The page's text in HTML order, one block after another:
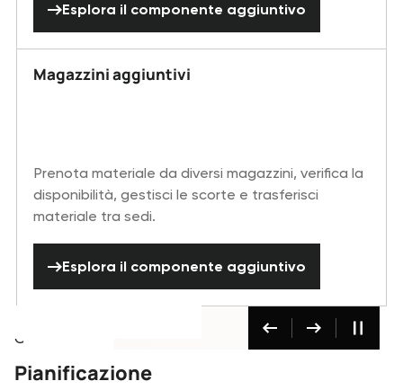
Esplora il componente aggiuntivo
Magazzini aggiuntivi
Prenota materiale da diversi magazzini, verifica la
disponibilità, gestisci le scorte e trasferisci
materiale tra sedi.
Esplora il componente aggiuntivo
Responsabili di
Creato per
Responsabili d'azienda
Creato per
Pianificazione
Creato per
Responsabili di magazzino
Creato per
Personale